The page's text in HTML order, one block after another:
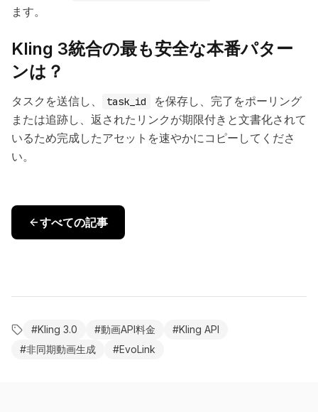
ます。
Kling 3統合の最も安全な本番パター
ンは？
タスクを送信し、 task_id
を保存し、完了をポーリング
または追跡し、返されたリンクが期限付きと文書化されて
いるため完成したアセットを速やかにコピーしてくださ
い。
すべての記事
#Kling 3.0 #動画API料金 #Kling API
#非同期動画生成 #EvoLink